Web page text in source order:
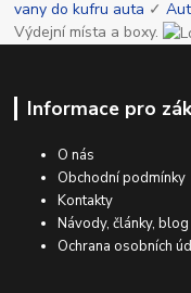
vany do kufru auta ✓
Výdejní místa a boxy.
Informace pro
O nás
Obchodní podmínky
Kontakty
Návody, články,
Ochrana osobních